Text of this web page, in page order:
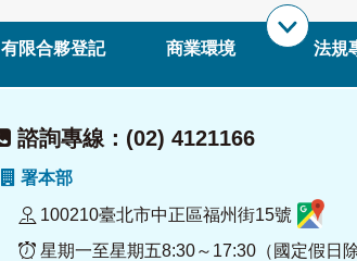
有限合夥登記 商業環境 法規
諮詢專線：(02) 4121166
署本部
100210臺北市中正區福州街15號
星期一至星期五8:30～17:30（國定假日除